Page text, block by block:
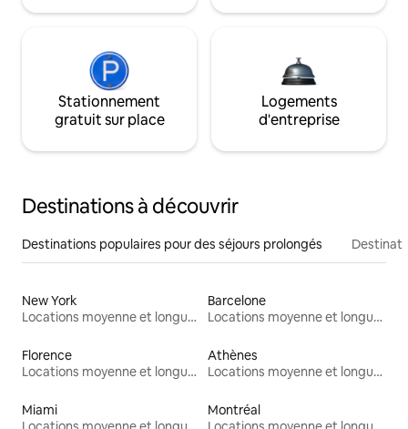
Stationnement
gratuit sur place
Logements
d'entreprise
Destinations à découvrir
Destinations populaires pour des séjours prolongés
New York
Locations moyenne et longue durée
Barcelone
Locations moyenne et longue durée
Florence
Locations moyenne et longue durée
Athènes
Locations moyenne et longue durée
Miami
Montréal